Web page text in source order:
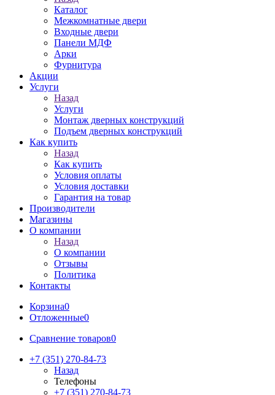
Каталог
Межкомнатные двери
Входные двери
Панели МДФ
Арки
Фурнитура
Акции
Услуги
Назад
Услуги
Монтаж дверных конструкций
Подъем дверных конструкций
Как купить
Назад
Как купить
Условия оплаты
Условия доставки
Гарантия на товар
Производители
Магазины
О компании
Назад
О компании
Отзывы
Политика
Контакты
Корзина0
Отложенные0
Сравнение товаров0
+7 (351) 270-84-73
Назад
Телефоны
+7 (351) 270-84-73